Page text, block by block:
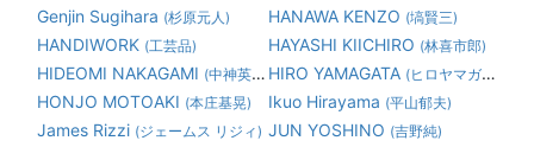
Genjin Sugihara (杉原元人) HANAWA KENZO (塙賢三)
HANDIWORK (工芸品) HAYASHI KIICHIRO (林喜市郎)
HIDEOMI NAKAGAMI (中神英臣) HIRO YAMAGATA (ヒロヤマガタ 山形博道)
HONJO MOTOAKI (本庄基晃) Ikuo Hirayama (平山郁夫)
James Rizzi (ジェームス リジィ) JUN YOSHINO (吉野純)